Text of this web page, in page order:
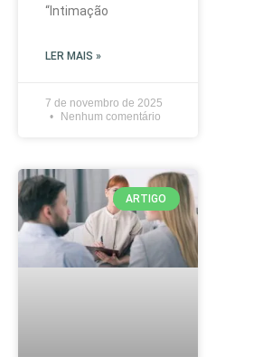
“Intimação
LER MAIS »
7 de novembro de 2025
Nenhum comentário
ARTIGO